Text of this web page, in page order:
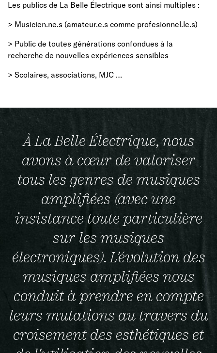
Les publics de La Belle Électrique sont ainsi multiples :
> Musicien.ne.s (amateur.e.s comme profesionnel.le.s)
> Public de toutes générations confondues à la
recherche de nouvelles expériences sensibles
> Scolaires, associations, MJC …
À La Belle Électrique, nous
avons à cœur de valoriser
tous les genres de musiques
amplifiées (avec une
insistance toute particulière
sur les musiques
électroniques). L'évolution des
musiques amplifiées nous
conduit à prendre en compte
leurs mutations au travers du
croisement des esthétiques et